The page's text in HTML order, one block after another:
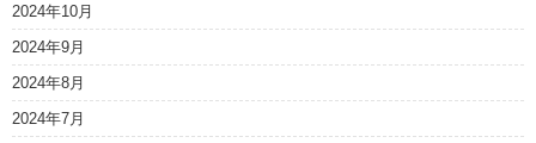
2024年10月
2024年9月
2024年8月
2024年7月